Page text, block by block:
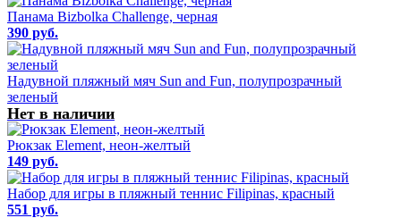
Панама Bizbolka Challenge, черная
390 руб.
Надувной пляжный мяч Sun and Fun, полупрозрачный
зеленый
Нет в наличии
Рюкзак Element, неон-желтый
149 руб.
Набор для игры в пляжный теннис Filipinas, красный
551 руб.